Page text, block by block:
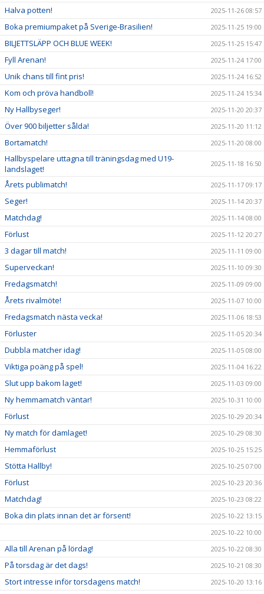
Halva potten! 2025-11-26 08:57
Boka premiumpaket på Sverige-Brasilien! 2025-11-25 19:00
BILJETTSLÄPP OCH BLUE WEEK! 2025-11-25 15:47
Fyll Arenan! 2025-11-24 17:00
Unik chans till fint pris! 2025-11-24 16:52
Kom och pröva handboll! 2025-11-24 15:34
Ny Hallbyseger! 2025-11-20 20:37
Över 900 biljetter sålda! 2025-11-20 11:12
Bortamatch! 2025-11-20 08:00
Hallbyspelare uttagna till träningsdag med U19-
landslaget!
2025-11-18 16:50
Årets publimatch! 2025-11-17 09:17
Seger! 2025-11-14 20:37
Matchdag! 2025-11-14 08:00
Förlust 2025-11-12 20:27
3 dagar till match! 2025-11-11 09:00
Superveckan! 2025-11-10 09:30
Fredagsmatch! 2025-11-09 09:00
Årets rivalmöte! 2025-11-07 10:00
Fredagsmatch nästa vecka! 2025-11-06 18:53
Förluster 2025-11-05 20:34
Dubbla matcher idag! 2025-11-05 08:00
Viktiga poäng på spel! 2025-11-04 16:22
Slut upp bakom laget! 2025-11-03 09:00
Ny hemmamatch väntar! 2025-10-31 10:00
Förlust 2025-10-29 20:34
Ny match för damlaget! 2025-10-29 08:30
Hemmaförlust 2025-10-25 15:25
Stötta Hallby! 2025-10-25 07:00
Förlust 2025-10-23 20:36
Matchdag! 2025-10-23 08:22
Boka din plats innan det är försent!
2025-10-22 13:15
2025-10-22 10:00
Alla till Arenan på lördag! 2025-10-22 08:30
På torsdag är det dags! 2025-10-21 08:30
Stort intresse inför torsdagens match! 2025-10-20 13:16